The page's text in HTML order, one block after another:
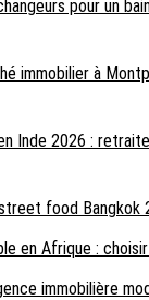
pour un
immobilier à
Inde 2026 :
food Bangkok
en Afrique :
immobilière